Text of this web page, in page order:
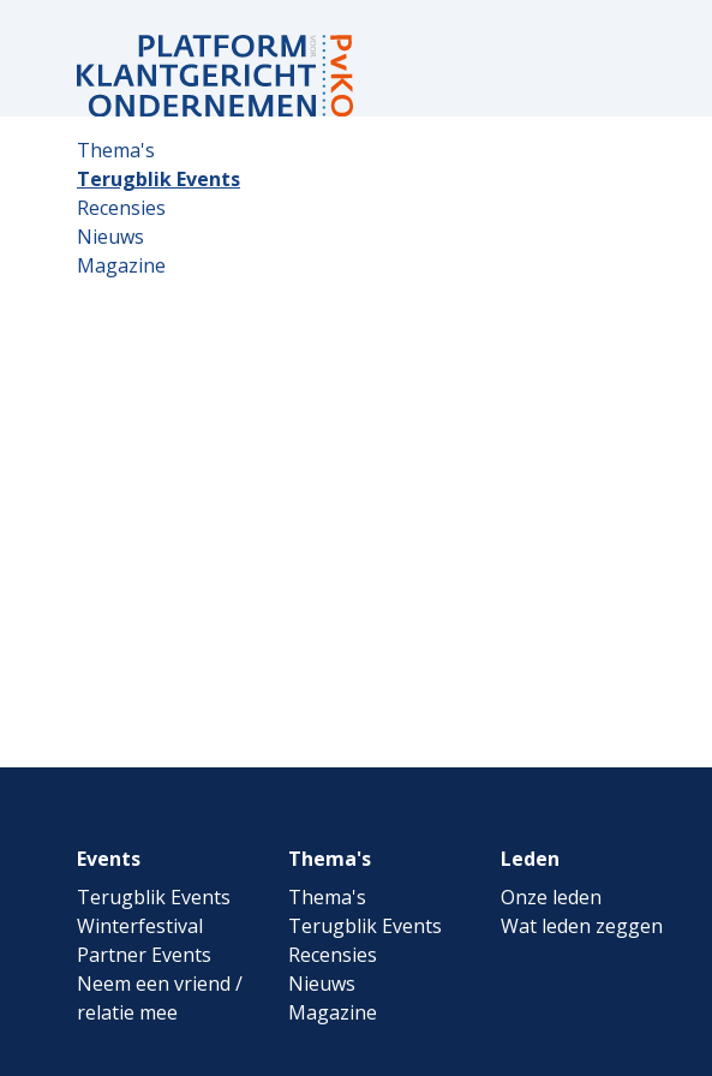
Sub
navigation
Thema's
Terugblik Events
Recensies
Nieuws
Magazine
Footer
navigation
Events
Terugblik Events
Winterfestival
Partner Events
Neem een vriend /
relatie mee
Thema's
Thema's
Terugblik Events
Recensies
Nieuws
Magazine
Leden
Onze leden
Wat leden zeggen